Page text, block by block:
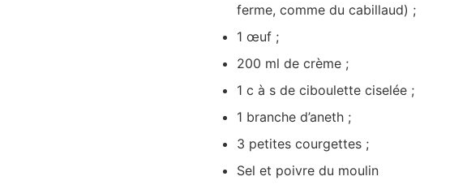
ferme, comme du cabillaud) ;
1 œuf ;
200 ml de crème ;
1 c à s de ciboulette ciselée ;
1 branche d’aneth ;
3 petites courgettes ;
Sel et poivre du moulin